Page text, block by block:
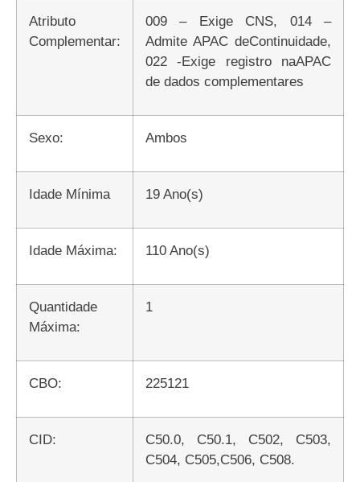
Atributo
Complementar:
009 – Exige CNS, 014 –
Admite APAC deContinuidade,
022 -Exige registro naAPAC
de dados complementares
Sexo: Ambos
Idade Mínima 19 Ano(s)
Idade Máxima: 110 Ano(s)
Quantidade
Máxima:
1
CBO: 225121
CID:
C50.0, C50.1, C502, C503,
C504, C505,C506, C508.